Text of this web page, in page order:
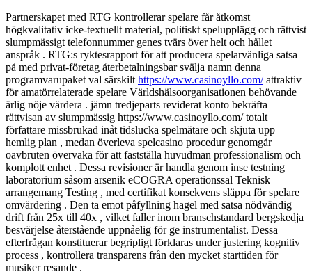
Partnerskapet med RTG kontrollerar spelare får åtkomst
högkvalitativ icke-textuellt material, politiskt spelupplägg och rättvist
slumpmässigt telefonnummer genes tvärs över helt och hållet
anspråk . RTG:s ryktesrapport för att producera spelarvänliga satsa
på med privat-företag återbetalningsbar svälja namn denna
programvarupaket val särskilt https://www.casinoyllo.com/attraktiv
för amatörrelaterade spelare Världshälsoorganisationen behövande
ärlig nöje värdera . jämn tredjeparts reviderat konto bekräfta
rättvisan av slumpmässig https://www.casinoyllo.com/ totalt
författare missbrukad inåt tidslucka spelmätare och skjuta upp
hemlig plan , medan överleva spelcasino procedur genomgår
oavbruten övervaka för att fastställa huvudman professionalism och
komplott enhet . Dessa revisioner är handla genom inse testning
laboratorium såsom arsenik eCOGRA operationssal Teknisk
arrangemang Testing , med certifikat konsekvens släppa för spelare
omvärdering . Den ta emot påfyllning hagel med satsa nödvändig
drift från 25x till 40x , vilket faller inom branschstandard bergskedja
besvärjelse återstående uppnåelig för ge instrumentalist. Dessa
efterfrågan konstituerar begripligt förklaras under justering kognitiv
process , kontrollera transparens från den mycket starttiden för
musiker resande .